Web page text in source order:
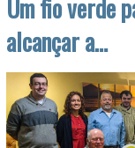
Estivemos em Westport,
off do projetoGoGreen
todos os parceiros, entre
o objetivo de
capacitação de
governança local, para